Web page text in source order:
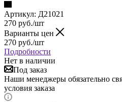
Артикул: Д21021
270 руб./шт
Варианты цен
270 руб./шт
Подробности
Нет в наличии
Под заказ
Наши менеджеры обязательно
условия заказа